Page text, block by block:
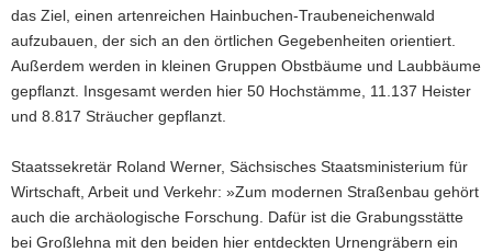
das Ziel, einen artenreichen Hainbuchen-Traubeneichenwald
aufzubauen, der sich an den örtlichen Gegebenheiten orientiert.
Außerdem werden in kleinen Gruppen Obstbäume und Laubbäume
gepflanzt. Insgesamt werden hier 50 Hochstämme, 11.137 Heister
und 8.817 Sträucher gepflanzt.
Staatssekretär Roland Werner, Sächsisches Staatsministerium für
Wirtschaft, Arbeit und Verkehr: »Zum modernen Straßenbau gehört
auch die archäologische Forschung. Dafür ist die Grabungsstätte
bei Großlehna mit den beiden hier entdeckten Urnengräbern ein